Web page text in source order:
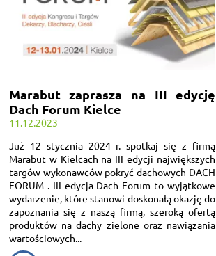
Marabut zaprasza na III edycję
Dach Forum Kielce
11.12.2023
Już 12 stycznia 2024 r. spotkaj się z firmą
Marabut w Kielcach na III edycji największych
targów wykonawców pokryć dachowych DACH
FORUM . III edycja Dach Forum to wyjątkowe
wydarzenie, które stanowi doskonałą okazję do
zapoznania się z naszą firmą, szeroką ofertą
produktów na dachy zielone oraz nawiązania
wartościowych...